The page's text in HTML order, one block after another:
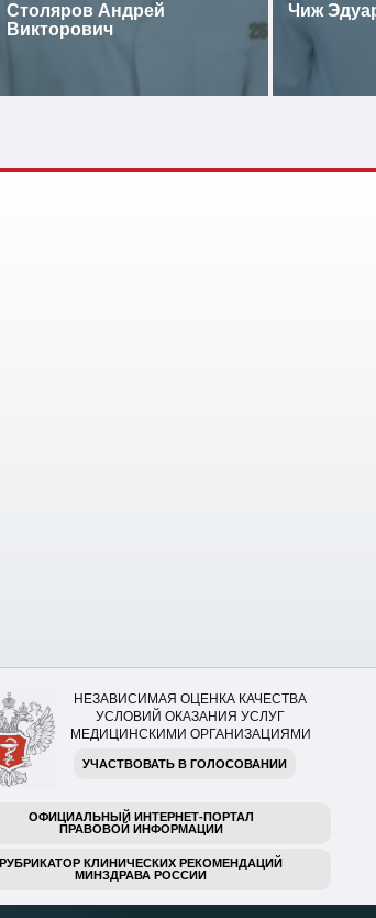
Столяров Андрей
Викторович
Чиж
НЕЗАВИСИМАЯ ОЦЕНКА КАЧЕСТВА
УСЛОВИЙ ОКАЗАНИЯ УСЛУГ
МЕДИЦИНСКИМИ ОРГАНИЗАЦИЯМИ
УЧАСТВОВАТЬ В ГОЛОСОВАНИИ
ОФИЦИАЛЬНЫЙ ИНТЕРНЕТ-ПОРТАЛ
ПРАВОВОЙ ИНФОРМАЦИИ
РУБРИКАТОР КЛИНИЧЕСКИХ РЕКОМЕНДАЦИЙ
МИНЗДРАВА РОССИИ